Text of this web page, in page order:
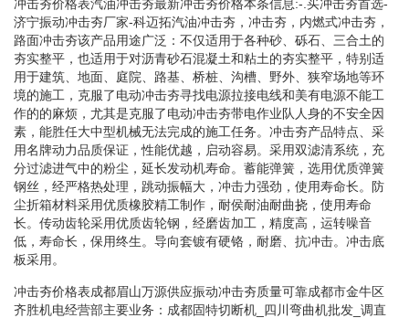
冲击夯价格表汽油冲击夯最新冲击夯价格本条信息:-.买冲击夯首选-
济宁振动冲击夯厂家-科迈拓汽油冲击夯，冲击夯，内燃式冲击夯，
路面冲击夯该产品用途广泛：不仅适用于各种砂、砾石、三合土的
夯实整平，也适用于对沥青砂石混凝土和粘土的夯实整平，特别适
用于建筑、地面、庭院、路基、桥桩、沟槽、野外、狭窄场地等环
境的施工，克服了电动冲击夯寻找电源拉接电线和美有电源不能工
作的的麻烦，尤其是克服了电动冲击夯带电作业队人身的不安全因
素，能胜任大中型机械无法完成的施工任务。冲击夯产品特点、采
用名牌动力品质保证，性能优越，启动容易。采用双滤清系统，充
分过滤进气中的粉尘，延长发动机寿命。蓄能弹簧，选用优质弹簧
钢丝，经严格热处理，跳动振幅大，冲击力强劲，使用寿命长。防
尘折箱材料采用优质橡胶精工制作，耐侯耐油耐曲挠，使用寿命
长。传动齿轮采用优质齿轮钢，经磨齿加工，精度高，运转噪音
低，寿命长，保用终生。导向套镀有硬铬，耐磨、抗冲击。冲击底
板采用。
冲击夯价格表成都眉山万源供应振动冲击夯质量可靠成都市金牛区
齐胜机电经营部主要业务：成都固特切断机_四川弯曲机批发_调直